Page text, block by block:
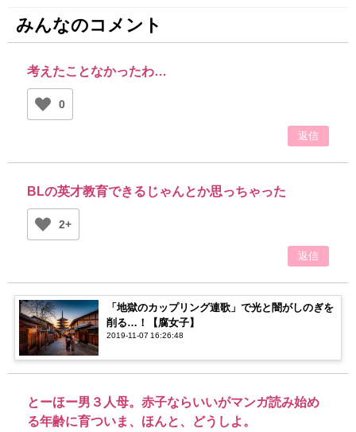
みんなのコメント
考えたことなかったわ…
0
返信
BLの英才教育できるじゃんとか思っちゃった
2+
返信
「地獄のカップリング連歌」で光と闇がしのぎを
削る…！【腐女子】
2019-11-07 16:26:48
とーほー男３人母。赤子ならいいがマンガ読み始め
る年齢に育ついま、ほんと、どうしよ。